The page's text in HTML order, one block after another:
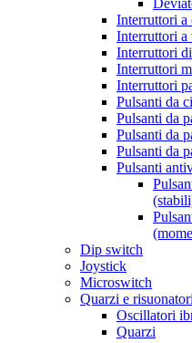
Interruttori a
Interruttori a
Interruttori
Interruttori
Interruttori
Pulsanti da
Pulsanti da
Pulsanti da
Pulsanti da
Pulsanti
Dip switch
Joystick
Microswitch
Quarzi e
Oscillatori
Quarzi